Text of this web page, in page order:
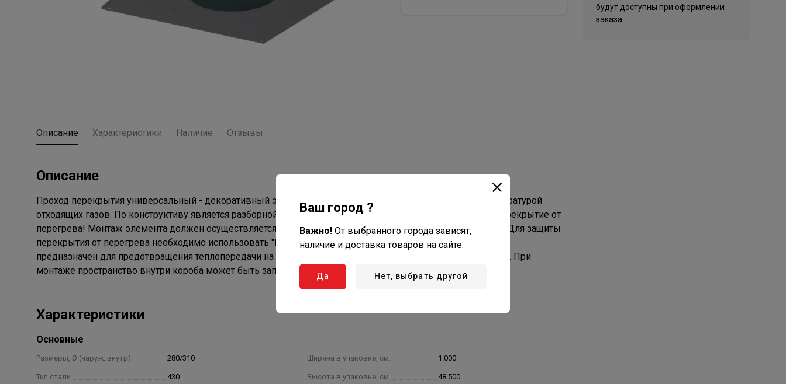
будут доступны при оформлении
заказа.
Описание Характеристики Наличие Отзывы
Описание
Проход перекрытия универсальный - декоративный элемент для тепловых установок с невысокой температурой
отходящих газов. По конструктиву является разборной конструкцией. Проход перекрытия не защищает перекрытие от
перегрева! Монтаж элемента должен осуществляется строго в соответствии с нормами СНИП 41.01.2003. Для защиты
перекрытия от перегрева необходимо использовать "Комплект теплоизоляционный для ППУ-Р", который
предназначен для предотвращения теплопередачи на перекрытие и на короб изделия по всему периметру. При
монтаже пространство внутри короба может быть заполнено негорючей теплоизоляцией.
Характеристики
Основные
Размеры, Ø (наруж, внутр) 280/310
Тип стали 430
Ширина в упаковке, см. 1.000
Высота в упаковке, см. 48.500
Ваш город ?
Важно! От выбранного города зависят,
наличие и доставка товаров на сайте.
Да Нет, выбрать другой